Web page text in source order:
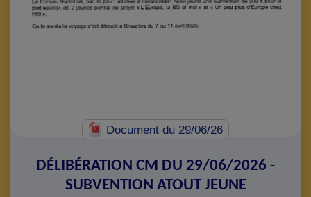
Documentdu 29/06/26
DÉLIBÉRATION CM DU 29/06/2026 -
SUBVENTION ATOUT JEUNE